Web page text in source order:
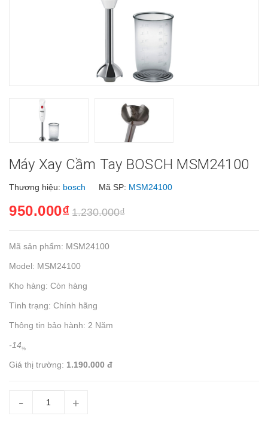
Máy Xay Cầm Tay BOSCH MSM24100
Thương hiệu: bosch Mã SP: MSM24100
950.000₫ 1.230.000₫
Mã sản phẩm: MSM24100
Model: MSM24100
Kho hàng: Còn hàng
Tình trạng: Chính hãng
Thông tin bảo hành: 2 Năm
-14%
Giá thị trường: 1.190.000 đ
- +